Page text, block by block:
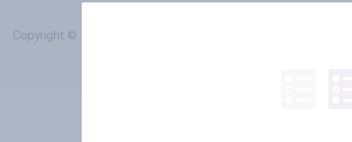
Copyright © 2026 YouGov PLC. Alle Rechte vorbehalten.